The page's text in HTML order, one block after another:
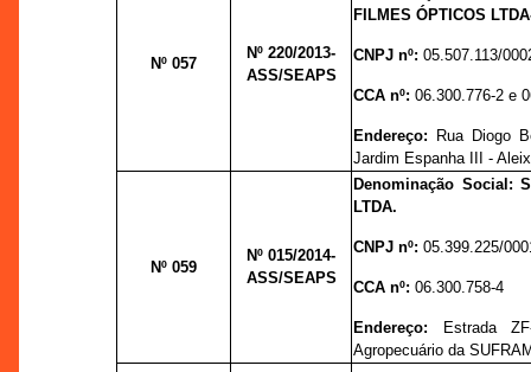
Nº 057
Nº 220/2013-
ASS/SEAPS
FILMES ÓPTICOS
CNPJ nº:05.507.113/
CCA nº:06.300.776-2 e
Endereço:
Rua Diogo
Jardim Espanha III -
Nº 059
Nº 015/2014-
ASS/SEAPS
Denominação Social:
LTDA.
CNPJ nº:05.399.225/
CCA nº:06.300.758-4
Endereço:
Estrada
Agropecuário da